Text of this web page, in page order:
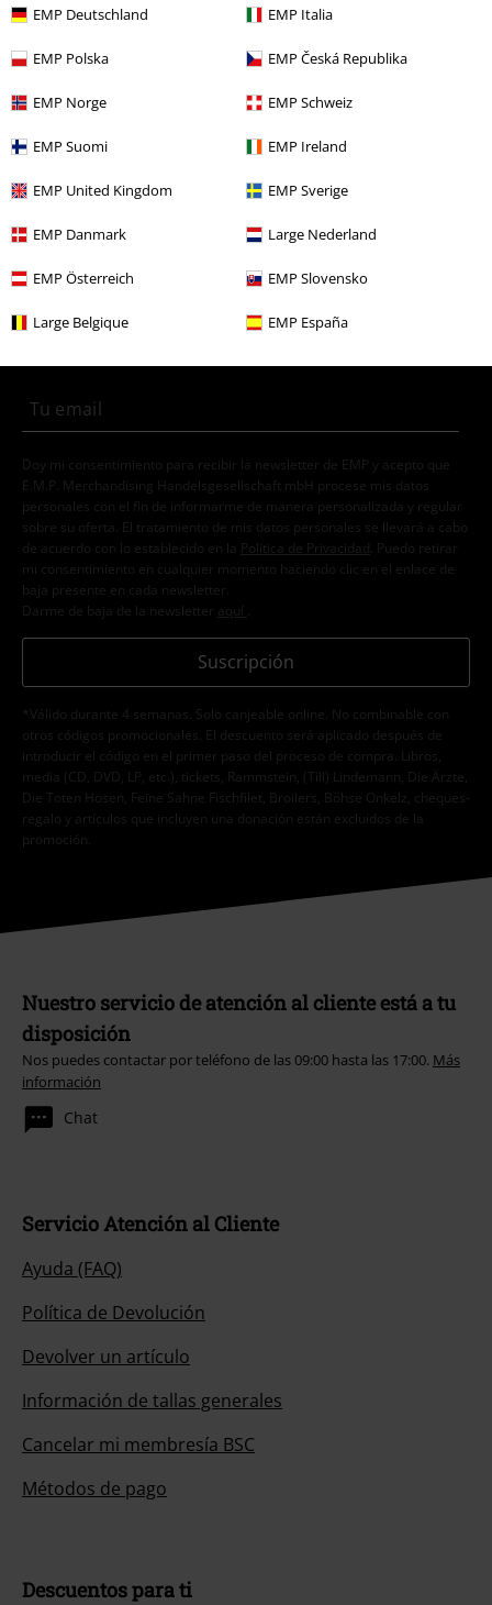
EMP Deutschland EMP Italia
EMP Polska EMP Česká Republika
EMP Norge EMP Schweiz
EMP Suomi EMP Ireland
EMP United Kingdom EMP Sverige
EMP Danmark Large Nederland
EMP Österreich EMP Slovensko
Large Belgique EMP España
Ofertas % Ropa Camisetas & Tops Camisetas
Ofertas % Juegos
Gaming Camisetas
Nuevo Ropa Camisetas
Ropa Camisetas & Tops Camisetas
E-mail Newsletter
¡Cheque regalo del 15% de descuento,
Doy mi consentimiento para recibir la newsletter de EMP y acepto que
E.M.P. Merchandising Handelsgesellschaft mbH procese mis datos
personales con el fin de informarme de manera personalizada y regular
sobre su oferta. El tratamiento de mis datos personales se llevará a cabo
de acuerdo con lo establecido en la
Política de Privacidad . Puedo retirar
mi consentimiento en cualquier momento haciendo clic en el enlace de
baja presente en cada newsletter.
Darme de baja de la newsletter
aquí
Suscripción
*Válido durante 4 semanas. Solo canjeable online. No combinable con
otros códigos promocionales. El descuento será aplicado después de
introducir el código en el primer paso del proceso de compra. Libros,
media (CD, DVD, LP, etc.), tickets, Rammstein, (Till) Lindemann, Die Ärzte,
Die Toten Hosen, Feine Sahne Fischfilet, Broilers, Böhse Onkelz, cheques-
regalo y artículos que incluyen una donación están excluidos de la
promoción.
Nuestro servicio de atención al cliente está a tu
disposición
Nos puedes contactar por teléfono de las 09:00 hasta las 17:00. Más
información
Chat
Servicio Atención al Cliente
Ayuda (FAQ)
Política de Devolución
Devolver un artículo
Información de tallas generales
Cancelar mi membresía BSC
Métodos de pago
Descuentos para ti